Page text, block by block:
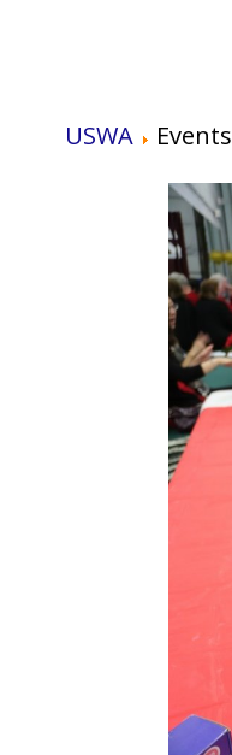
USWA Events